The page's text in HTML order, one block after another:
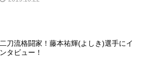
二刀流格闘家！藤本祐輝(よしき)選手にイ
ンタビュー！